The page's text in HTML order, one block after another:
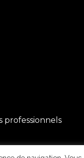
professionnels